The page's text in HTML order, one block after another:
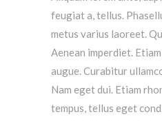
feugiat a, tellus.
metus varius laoreet.
Aenean imperdiet.
augue. Curabitur
Nam eget dui. Etiam
tempus, tellus eget